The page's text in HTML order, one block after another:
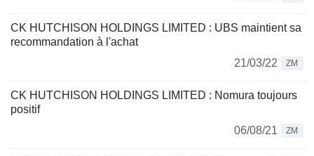
CK HUTCHISON HOLDINGS LIMITED : UBS maintient sa
recommandation à l'achat
21/03/22
ZM
CK HUTCHISON HOLDINGS LIMITED : Nomura toujours
positif
06/08/21
ZM